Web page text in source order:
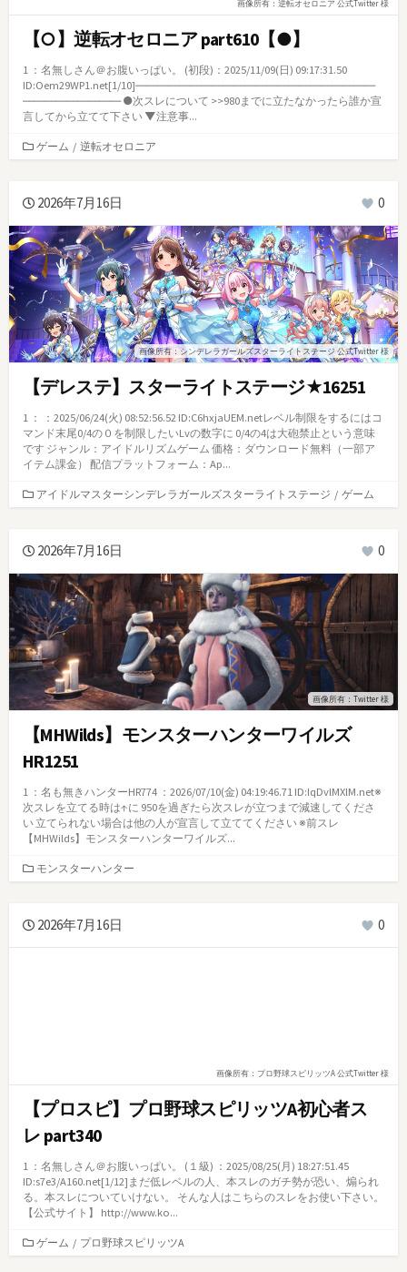
画像所有：逆転オセロニア 公式Twitter 様
【○】逆転オセロニア part610【●】
1 ：名無しさん＠お腹いっぱい。 (初段)：2025/11/09(日) 09:17:31.50
ID:Oem29WP1.net[1/10]――――――――――――――――――――――
――――――――― ●次スレについて >>980までに立たなかったら誰か宣
言してから立てて下さい ▼注意事...
カ
テ
リ
ゲーム / 逆転オセロニア
2026年7月16日 0
画像所有：シンデレラガールズスターライトステージ 公式Twitter 様
【デレステ】スターライトステージ★16251
1 ： ：2025/06/24(火) 08:52:56.52 ID:C6hxjaUEM.netレベル制限をするにはコ
マンド末尾0/4の０を制限したいLvの数字に 0/4の4は大砲禁止という意味
です ジャンル：アイドルリズムゲーム 価格：ダウンロード無料（一部ア
イテム課金） 配信プラットフォーム：Ap...
カ
テ
リ
アイドルマスターシンデレラガールズスターライトステージ / ゲーム
2026年7月16日 0
画像所有：Twitter 様
【MHWilds】モンスターハンターワイルズ
HR1251
1 ：名も無きハンターHR774 ：2026/07/10(金) 04:19:46.71 ID:IqDvlMXlM.net※
次スレを立てる時は↑に 950を過ぎたら次スレが立つまで減速してくださ
い 立てられない場合は他の人が宣言して立ててください ※前スレ
【MHWilds】モンスターハンターワイルズ...
カ
テ
リ
モンスターハンター
2026年7月16日 0
画像所有：プロ野球スピリッツA 公式Twitter 様
【プロスピ】プロ野球スピリッツA初心者ス
レ part340
1 ：名無しさん＠お腹いっぱい。 (１級) ：2025/08/25(月) 18:27:51.45
ID:s7e3/A160.net[1/12]まだ低レベルの人、本スレのガチ勢が恐い、煽られ
る。本スレについていけない。 そんな人はこちらのスレをお使い下さい。
【公式サイト】 http://www.ko...
カ
テ
ゲーム / プロ野球スピリッツA